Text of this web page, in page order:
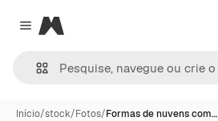
Close menu
Magnific
Início/stock/Fotos/Formas de nuvens com…